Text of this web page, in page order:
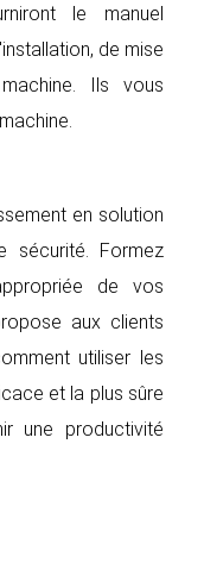
le manuel
de mise
Ils vous
en solution
sécurité. Formez
de vos
aux clients
utiliser les
et la plus sûre
une productivité